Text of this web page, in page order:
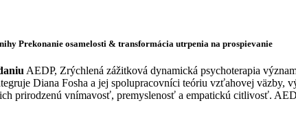
Prekonanie osamelosti & transformácia utrpenia na prospievanie
AEDP, Zrýchlená zážitková dynamická psychoterapia
Diana Fosha a jej spolupracovníci teóriu vzťahovej
prirodzenú vnímavosť, premyslenosť a empatickú citlivosť.